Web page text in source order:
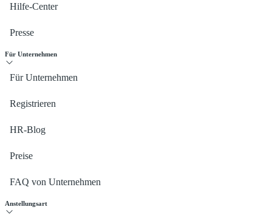
Hilfe-Center
Presse
Für Unternehmen
Für Unternehmen
Registrieren
HR-Blog
Preise
FAQ von Unternehmen
Anstellungsart